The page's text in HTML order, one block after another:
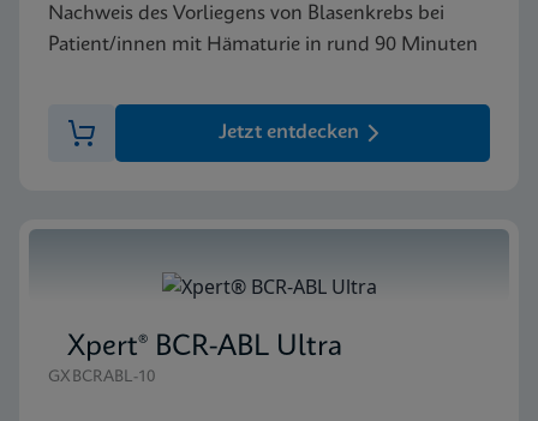
Nachweis des Vorliegens von Blasenkrebs bei
Patient/innen mit Hämaturie in rund 90 Minuten
Jetzt entdecken
Xpert® BCR-ABL Ultra
GXBCRABL-10